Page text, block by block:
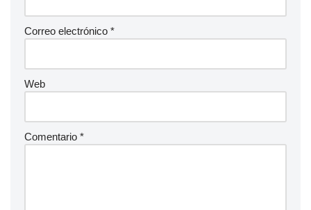
Correo electrónico *
Web
Comentario *